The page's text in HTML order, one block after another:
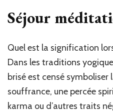
Séjour
Quel est la signification
Dans les traditions
brisé est censé symboliser
souffrance, une percée
karma ou d’autres traits